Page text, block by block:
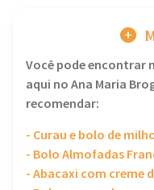
Você pode encontrar
aqui no Ana Maria
recomendar:
- Curau e bolo de
- Bolo Almofadas
- Abacaxi com creme